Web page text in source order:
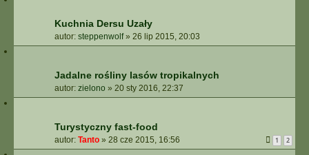
Kuchnia Dersu Uzały
autor: steppenwolf» 26 lip 2015, 20:03
Jadalne rośliny lasów tropikalnych
autor: zielono » 20 sty 2016, 22:37
Turystyczny fast-food
autor: Tanto » 28 cze 2015, 16:56 1 2